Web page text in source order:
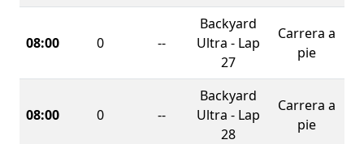
08:00 0 --
Backyard
Ultra - Lap
27
Carrera a
pie
08:00 0 --
Backyard
Ultra - Lap
28
Carrera a
pie